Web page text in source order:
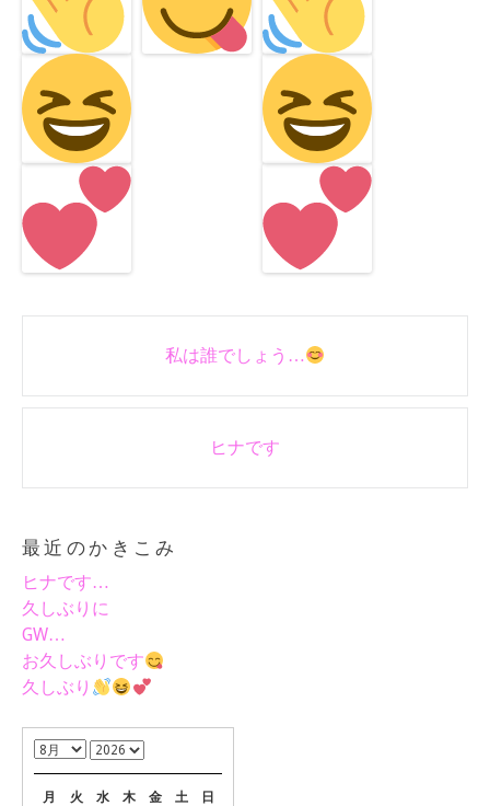
navigation私は誰でしょう…
ヒナです
最近のかきこみ
ヒナです…
久しぶりに
GW…
お久しぶりです
久しぶり
月 火 水 木 金 土 日